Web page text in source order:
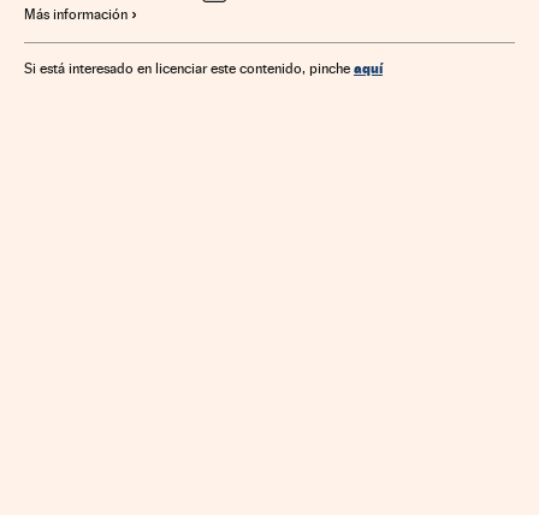
Más información
Si está interesado en licenciar este contenido, pinche aquí